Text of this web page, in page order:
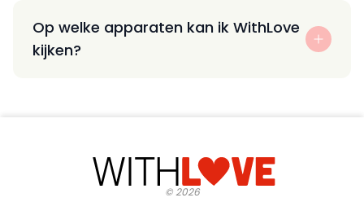
Op welke apparaten kan ik WithLove
kijken?
©2026